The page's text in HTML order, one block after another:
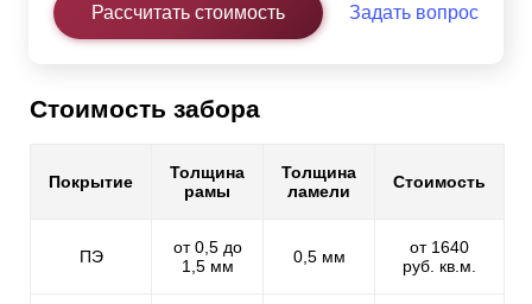
Рассчитать стоимость Задать вопрос
Стоимость забора
Покрытие
Толщина
рамы
Толщина
ламели
Стоимость
ПЭ
от 0,5 до
1,5 мм
0,5 мм
от 1640
руб. кв.м.